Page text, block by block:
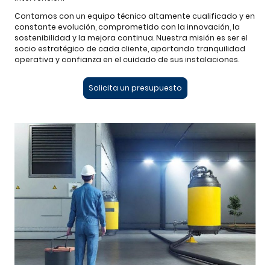
Contamos con un equipo técnico altamente cualificado y en
constante evolución, comprometido con la innovación, la
sostenibilidad y la mejora continua. Nuestra misión es ser el
socio estratégico de cada cliente, aportando tranquilidad
operativa y confianza en el cuidado de sus instalaciones.
Solicita un presupuesto